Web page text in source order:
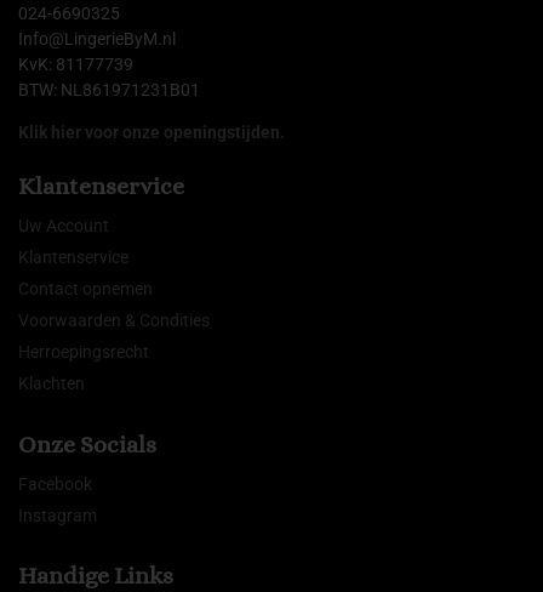
024-6690325
Info@LingerieByM.nl
KvK: 81177739
BTW: NL861971231B01
Klik hier voor onze openingstijden.
Klantenservice
Uw Account
Klantenservice
Contact opnemen
Voorwaarden & Condities
Herroepingsrecht
Klachten
Onze Socials
Facebook
Instagram
Handige Links